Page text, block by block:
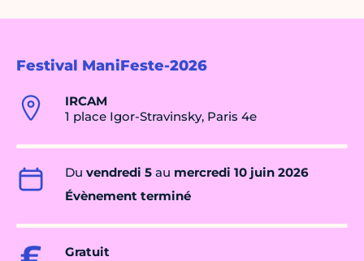
Festival ManiFeste-2026
IRCAM
1 place Igor-Stravinsky, Paris 4e
Du vendredi 5 au mercredi 10 juin 2026
Évènement terminé
Gratuit